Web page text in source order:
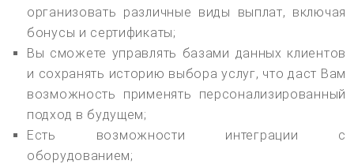
организовать различные виды выплат, включая
бонусы и сертификаты;
Вы сможете управлять базами данных клиентов
и сохранять историю выбора услуг, что даст Вам
возможность применять персонализированный
подход в будущем;
Есть возможности интеграции с
оборудованием;